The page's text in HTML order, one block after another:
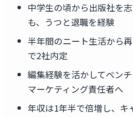
中学生の頃から出版社を
も、うつと退職を経験
半年間のニート生活から
で2社内定
編集経験を活かしてベンチ
マーケティング責任者へ
年収は1年半で倍増し、キ